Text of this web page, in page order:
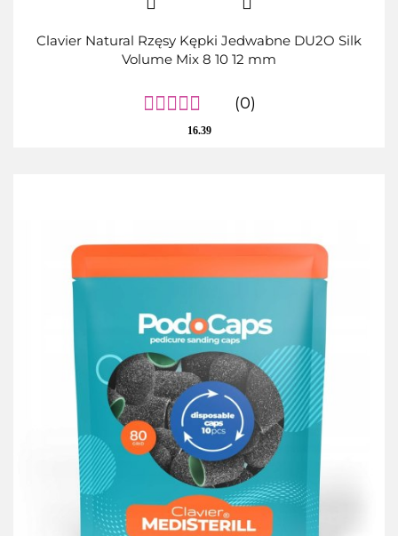
Clavier Natural Rzęsy Kępki Jedwabne DU2O Silk
Volume Mix 8 10 12 mm
(0)
16.39